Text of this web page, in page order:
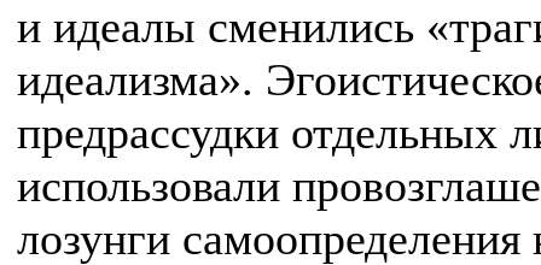
и идеалы сменились
идеализма».
предрассудки отдельных
использовали
лозунги самоопределения